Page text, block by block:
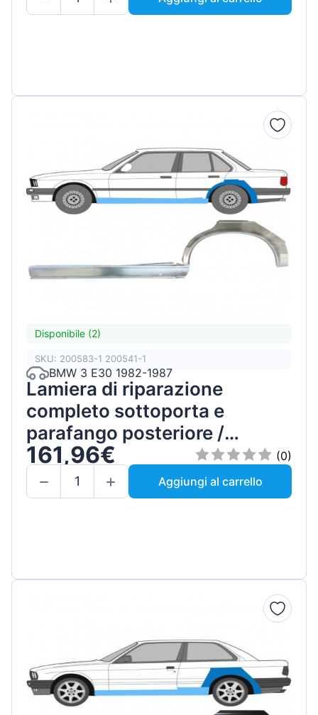
Disponibile (2)
SKU: 200583-1 200541-1
BMW 3 E30 1982-1987
Lamiera di riparazione
completo sottoporta e
parafango posteriore /
Sinistra / Set
161,96€
(0)
Aggiungi al carrello